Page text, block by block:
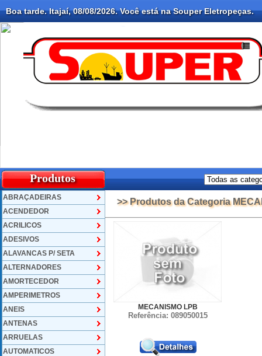
Boa tarde. Itajaí, 08/08/2026. Você está na Souper Eletropeças.
Produtos
ABRAÇADEIRAS
ACENDEDOR
ACRILICOS
ADESIVOS
ALAVANCAS P/ SETA
ALTERNADORES
AMORTECEDOR
AMPERIMETROS
ANEIS
ANTENAS
ARRUELAS
AUTOMATICOS
>> Produtos da Categoria
MECANISMO LPB
Referência: 089050015